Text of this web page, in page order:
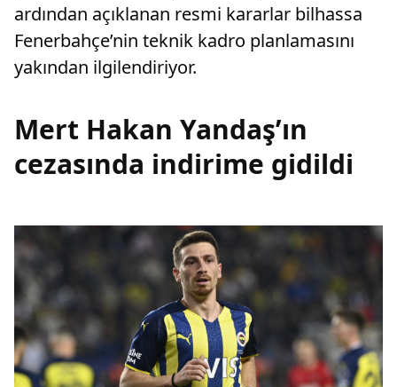
ardından açıklanan resmi kararlar bilhassa
Fenerbahçe’nin teknik kadro planlamasını
yakından ilgilendiriyor.
Mert Hakan Yandaş’ın
cezasında indirime gidildi